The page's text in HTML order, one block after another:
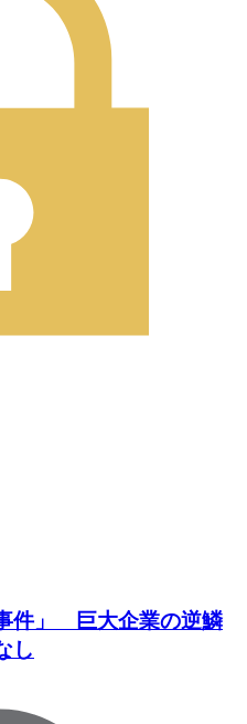
件」 巨大企業の逆鱗
し